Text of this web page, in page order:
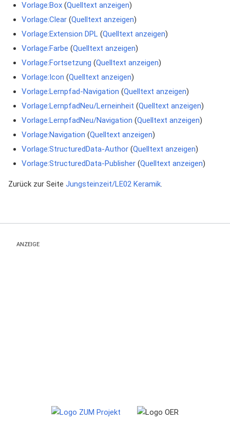
Vorlage:Box(Quelltext anzeigen)
Vorlage:Clear(Quelltext anzeigen)
Vorlage:Extension DPL(Quelltext anzeigen)
Vorlage:Farbe (Quelltext anzeigen)
Vorlage:Fortsetzung (Quelltext anzeigen)
Vorlage:Icon (Quelltext anzeigen)
Vorlage:Lernpfad-Navigation (Quelltext anzeigen)
Vorlage:LernpfadNeu/Lerneinheit (Quelltext anzeigen)
Vorlage:LernpfadNeu/Navigation (Quelltext anzeigen)
Vorlage:Navigation (Quelltext anzeigen)
Vorlage:StructuredData-Author(Quelltext anzeigen)
Vorlage:StructuredData-Publisher(Quelltext anzeigen)
Zurück zur Seite Jungsteinzeit/LE02 Keramik.
ANZEIGE